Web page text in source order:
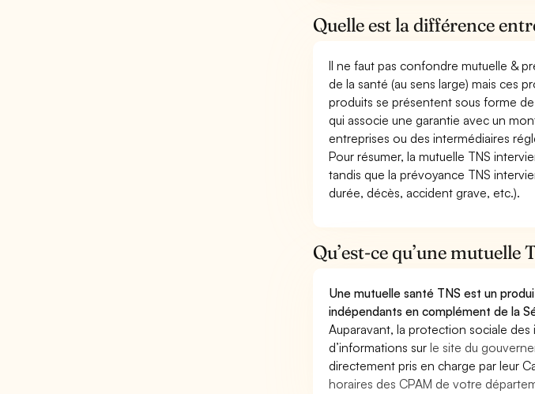
Quelle est la différence
Il ne faut pas confondre mutuelle &
de la santé (au sens large) mais ces
produits se présentent sous forme
qui associe une garantie avec un
entreprises ou des intermédiaires
Pour résumer, la mutuelle TNS
tandis que la prévoyance TNS
durée, décès, accident grave, etc.).
Qu’est-ce qu’une
Une mutuelle santé TNS est un
indépendants en complément de la
Auparavant, la protection sociale des
d’informations surle site du
directement pris en charge par leur
horaires des CPAM de votre